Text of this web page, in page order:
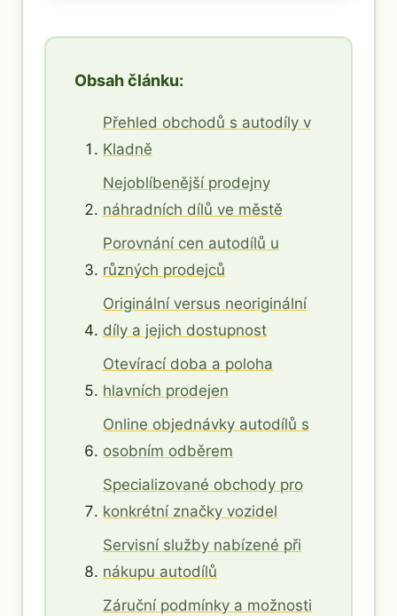
Obsah článku:
Přehled obchodů s autodíly v
Kladně
Nejoblíbenější prodejny
náhradních dílů ve městě
Porovnání cen autodílů u
různých prodejců
Originální versus neoriginální
díly a jejich dostupnost
Otevírací doba a poloha
hlavních prodejen
Online objednávky autodílů s
osobním odběrem
Specializované obchody pro
konkrétní značky vozidel
Servisní služby nabízené při
nákupu autodílů
Záruční podmínky a možnosti